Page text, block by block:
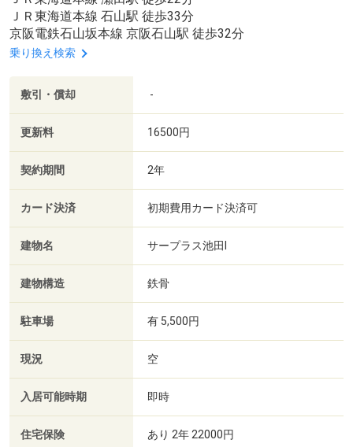
ＪＲ東海道本線 石山駅 徒歩33分
京阪電鉄石山坂本線 京阪石山駅 徒歩32分
乗り換え検索
敷引・償却 -
更新料 16500円
契約期間 2年
カード決済 初期費用カード決済可
建物名 サープラス池田Ⅰ
建物構造 鉄骨
駐車場 有 5,500円
現況 空
入居可能時期 即時
住宅保険 あり 2年 22000円